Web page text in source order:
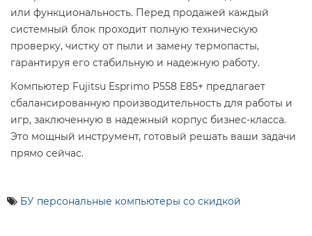
или функциональность. Перед продажей каждый
системный блок проходит полную техническую
проверку, чистку от пыли и замену термопасты,
гарантируя его стабильную и надежную работу.
Компьютер Fujitsu Esprimo P558 E85+ предлагает
сбалансированную производительность для работы и
игр, заключенную в надежный корпус бизнес-класса.
Это мощный инструмент, готовый решать ваши задачи
прямо сейчас.
БУ персональные компьютеры со скидкой